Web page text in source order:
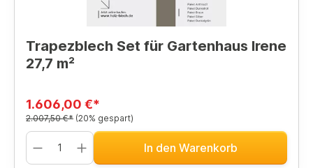
Trapezblech Set für Gartenhaus Irene
27,7 m²
1.606,00 €*
2.007,50 €* (20% gespart)
In den Warenkorb